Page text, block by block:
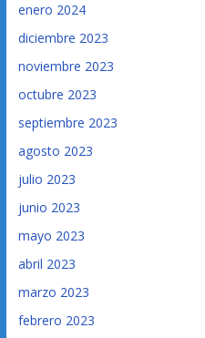
enero 2024
diciembre 2023
noviembre 2023
octubre 2023
septiembre 2023
agosto 2023
julio 2023
junio 2023
mayo 2023
abril 2023
marzo 2023
febrero 2023